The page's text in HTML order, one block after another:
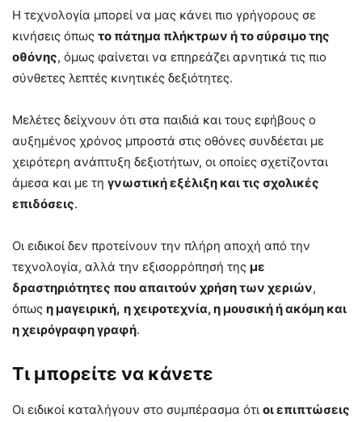
Η τεχνολογία μπορεί να μας κάνει πιο γρήγορους σε
κινήσεις όπως το πάτημα πλήκτρων ή το σύρσιμο της
οθόνης, όμως φαίνεται να επηρεάζει αρνητικά τις πιο
σύνθετες λεπτές κινητικές δεξιότητες.
Μελέτες δείχνουν ότι στα παιδιά και τους εφήβους ο
αυξημένος χρόνος μπροστά στις οθόνες συνδέεται με
χειρότερη ανάπτυξη δεξιοτήτων, οι οποίες σχετίζονται
άμεσα και με τη γνωστική εξέλιξη και τις σχολικές
επιδόσεις.
Οι ειδικοί δεν προτείνουν την πλήρη αποχή από την
τεχνολογία, αλλά την εξισορρόπησή της με
δραστηριότητες που απαιτούν χρήση των χεριών,
όπως η μαγειρική, η χειροτεχνία, η μουσική ή ακόμη και
η χειρόγραφη γραφή.
Τι μπορείτε να κάνετε
Οι ειδικοί καταλήγουν στο συμπέρασμα ότι οι επιπτώσεις